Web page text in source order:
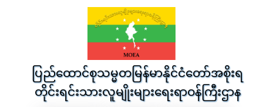
ပြည်ထောင်စုသမ္မတမြန်မာနိုင်ငံတော်အစိုးရ
တိုင်းရင်းသားလူမျိုးများရေးရာဝန်ကြီးဌာန